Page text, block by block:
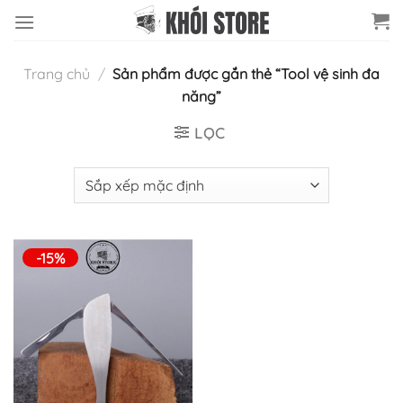
đến
dungTrang chủ / Sản phẩm được gắn thẻ “Tool vệ sinh đa
năng”
LỌC
-15%